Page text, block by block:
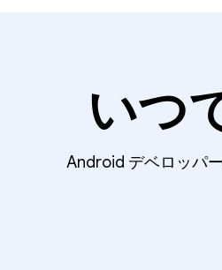
いつ
Android デベロッパ